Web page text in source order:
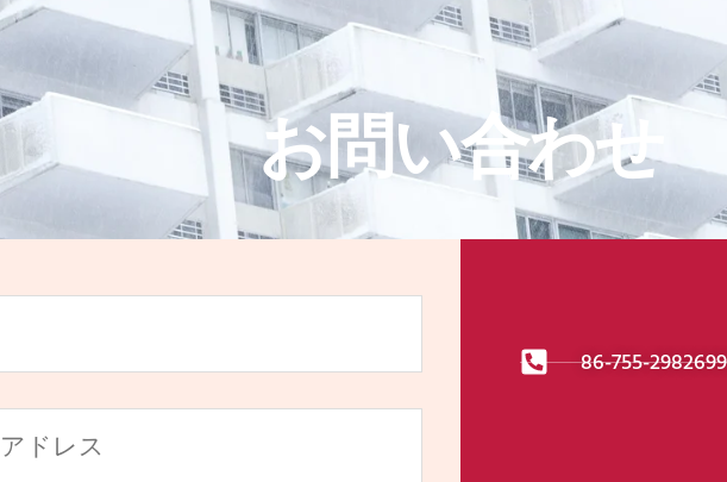
お問い合わせ
86-755-